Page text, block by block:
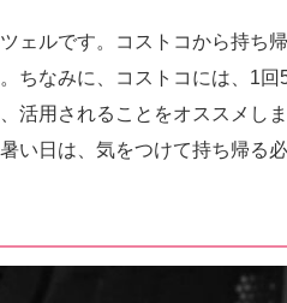
ェルです。コストコから持ち
ちなみに、コストコには、1回
活用されることをオススメし
い日は、気をつけて持ち帰る必